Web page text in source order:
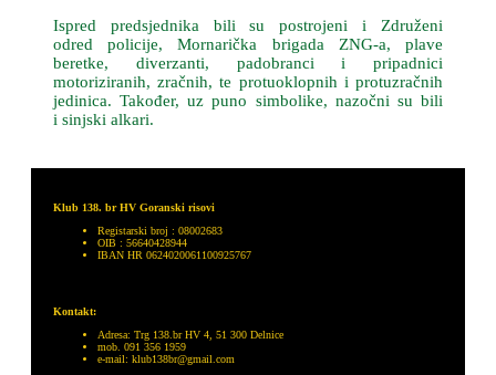
Ispred predsjednika bili su postrojeni i Združeni
odred policije, Mornarička brigada ZNG-a, plave
beretke, diverzanti, padobranci i pripadnici
motoriziranih, zračnih, te protuoklopnih i protuzračnih
jedinica. Također, uz puno simbolike, nazočni su bili
i sinjski alkari.
Klub 138. br HV Goranski risovi
Registarski broj : 08002683
OIB : 56640428944
IBAN HR 0624020061100925767
Kontakt:
Adresa: Trg 138.br HV 4, 51 300 Delnice
mob. 091 356 1959
e-mail: klub138br@gmail.com